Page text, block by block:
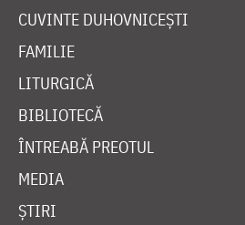
CUVINTE DUHOVNICEȘTI
FAMILIE
LITURGICĂ
BIBLIOTECĂ
ÎNTREABĂ PREOTUL
MEDIA
ȘTIRI